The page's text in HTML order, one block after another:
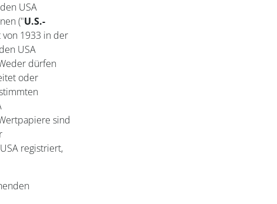
USA
("U.S.-
von 1933 in der
USA
dürfen
oder
sind
registriert,